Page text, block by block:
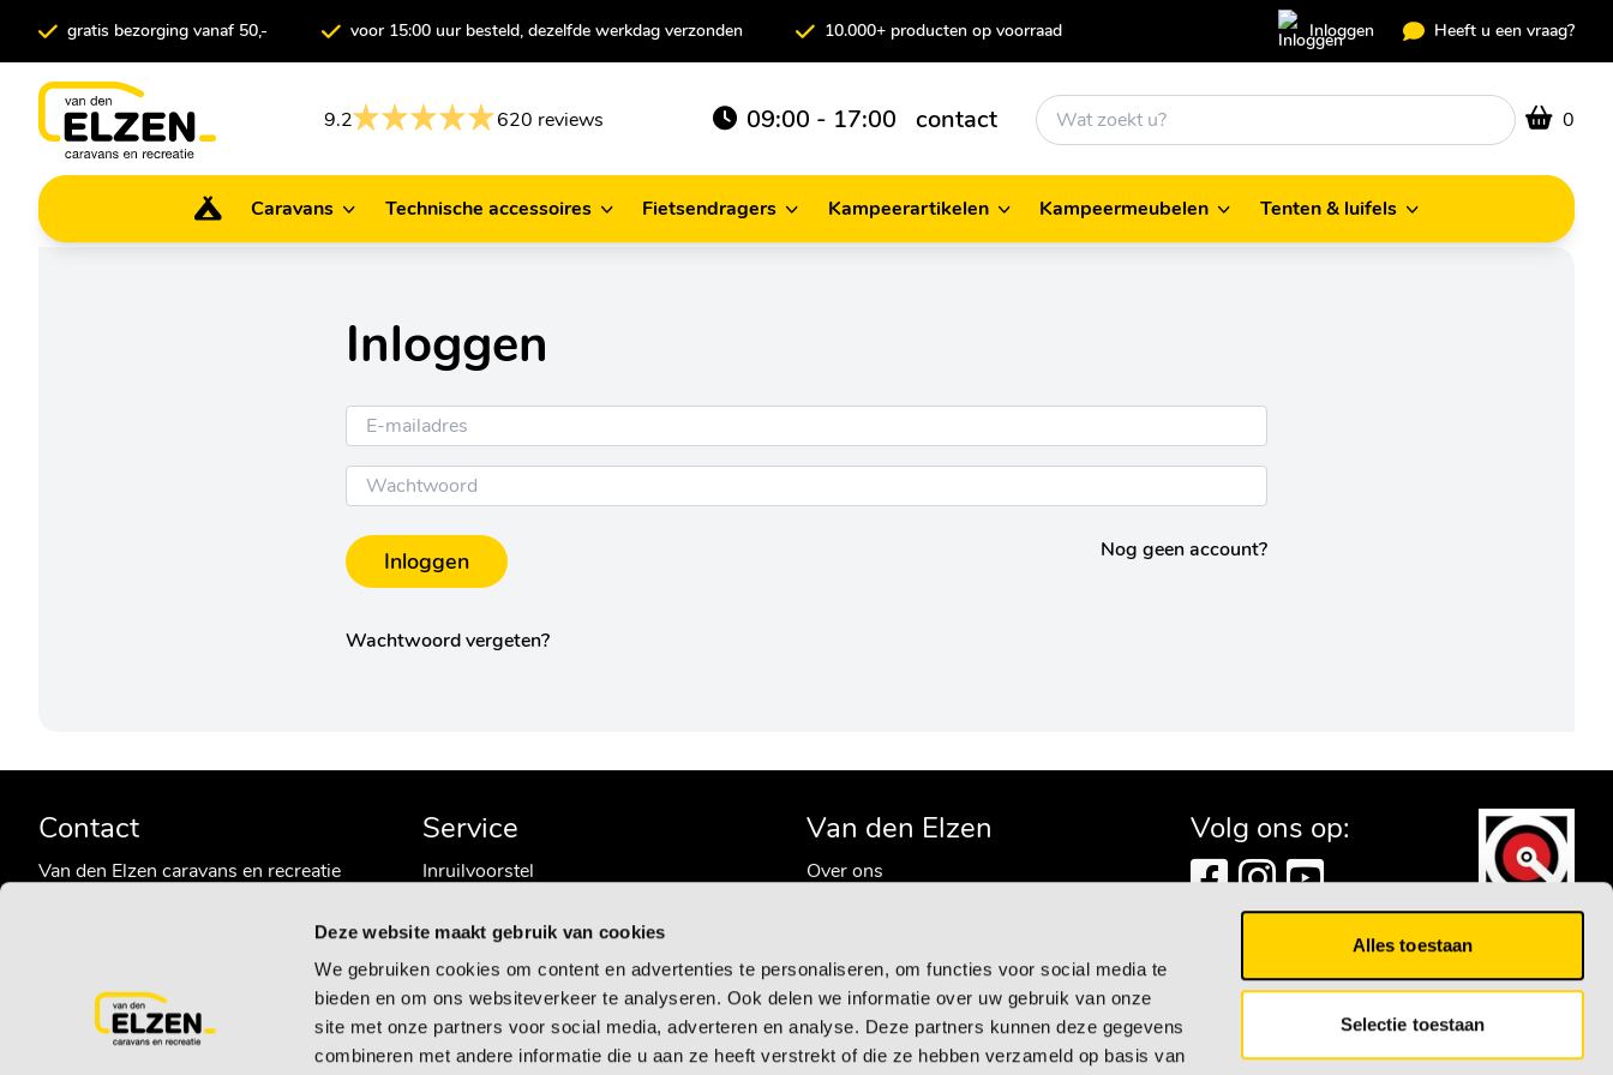
Deze website maakt gebruik van cookies
We gebruiken cookies om content en advertenties te personaliseren, om functies voor social media te
bieden en om ons websiteverkeer te analyseren. Ook delen we informatie over uw gebruik van onze
site met onze partners voor social media, adverteren en analyse. Deze partners kunnen deze gegevens
combineren met andere informatie die u aan ze heeft verstrekt of die ze hebben verzameld op basis van
Alles toestaan
Selectie toestaan
gratis bezorging vanaf 50,- voor 15:00 uur besteld, dezelfde werkdag verzonden 10.000+ producten op voorraad Inloggen Heeft u een vraag?
9.2 620 reviews 09:00 - 17:00 contact 0
Caravans
Technische accessoires
Fietsendragers
Kampeerartikelen
Kampeermeubelen
Tenten & luifels
Inloggen
Inloggen Nog geen account?
Wachtwoord vergeten?
Contact
Van den Elzen caravans en recreatie
0486 - 452524
Service
Inruilvoorstel
Algemene voorwaarden
Privacybeleid
Retourbeleid
Van den Elzen
Over ons
Veelgestelde vragen
Caravan tips en weetjes
Volg ons op:
© 2026 Van den Elzen Caravans en Recreatie | Gerealiseerd doorRosegaar.nl